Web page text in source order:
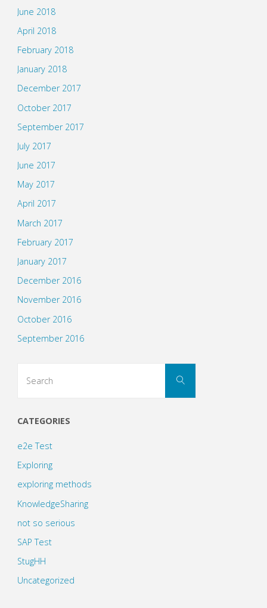
June 2018
April 2018
February 2018
January 2018
December 2017
October 2017
September 2017
July 2017
June 2017
May 2017
April 2017
March 2017
February 2017
January 2017
December 2016
November 2016
October 2016
September 2016
Search
CATEGORIES
e2e Test
Exploring
exploring methods
KnowledgeSharing
not so serious
SAP Test
StugHH
Uncategorized